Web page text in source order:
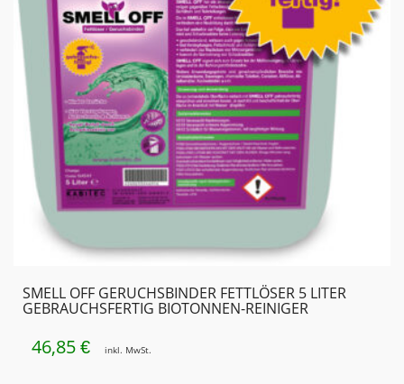
SMELL OFF GERUCHSBINDER FETTLÖSER 5 LITER
GEBRAUCHSFERTIG BIOTONNEN-REINIGER
46,85 € inkl. MwSt.